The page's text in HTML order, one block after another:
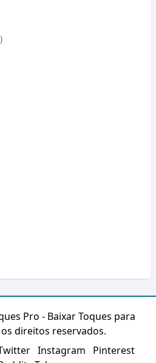
Pro - Baixar Toques para
os direitos reservados.
Instagram
Pinterest